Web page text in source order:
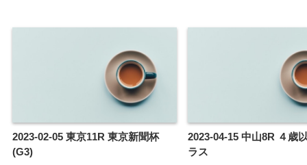
2023-02-05 東京11R 東京新聞杯
(G3)
2023-04-15 中山8R ４歳
ラス